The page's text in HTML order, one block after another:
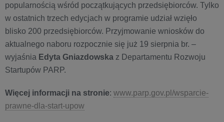
popularnością wśród początkujących przedsiębiorców. Tylko
w ostatnich trzech edycjach w programie udział wzięło
blisko 200 przedsiębiorców. Przyjmowanie wniosków do
aktualnego naboru rozpocznie się już 19 sierpnia br. –
wyjaśnia Edyta Gniazdowska z Departamentu Rozwoju
Startupów PARP.
Więcej informacji na stronie: www.parp.gov.pl/wsparcie-
prawne-dla-start-upow